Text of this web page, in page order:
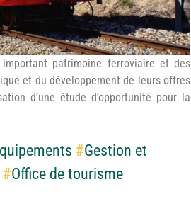
patrimoine ferroviaire et des
et du développement de leurs offres
d’une étude d’opportunité pour la
#Gestion et
#Office de tourisme